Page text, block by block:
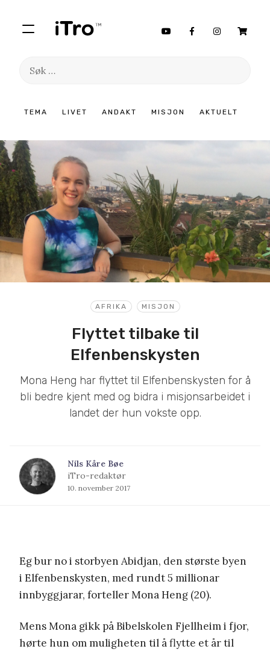
TEMA LIVET ANDAKT MISJON AKTUELT
Søk
innhold
AFRIKA MISJON
Flyttet tilbake til
Elfenbenskysten
Mona Heng har flyttet til Elfenbenskysten for å
bli bedre kjent med og bidra i misjonsarbeidet i
landet der hun vokste opp.
Nils Kåre Bøe
iTro-redaktør
10. november 2017
Eg bur no i storbyen Abidjan, den største byen
i Elfenbenskysten, med rundt 5 millionar
innbyggjarar, forteller Mona Heng (20).
Mens Mona gikk på Bibelskolen Fjellheim i fjor,
hørte hun om muligheten til å flytte et år til